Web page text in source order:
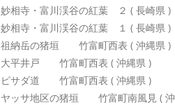
妙相寺・富川渓谷の紅葉 ２ ( 長崎県 )
妙相寺・富川渓谷の紅葉 １ ( 長崎県 )
祖納岳の猪垣 竹富町西表 ( 沖縄県 )
大平井戸 竹富町西表 ( 沖縄県 )
ピサダ道 竹富町西表 ( 沖縄県 )
ヤッサ地区の猪垣 竹富町南風見 ( 沖